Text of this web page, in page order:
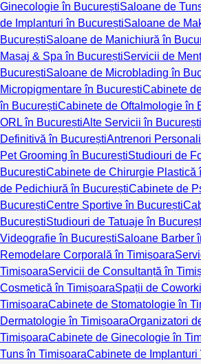
Ginecologie în BucureștiSaloane de
de Implanturi în BucureștiSaloane de
BucureștiSaloane de Manichiură în
Masaj & Spa în BucureștiServicii de
BucureștiSaloane de Microblading în
Micropigmentare în BucureștiCabinete
în BucureștiCabinete de Oftalmologie în
ORL în BucureștiAlte Servicii în București
Definitivă în BucureștiAntrenori
Pet Grooming în BucureștiStudiouri de
BucureștiCabinete de Chirurgie Plastică
de Pedichiură în BucureștiCabinete de
BucureștiCentre Sportive în București
BucureștiStudiouri de Tatuaje în
Videografie în BucureștiSaloane Barber
Remodelare Corporală în Timișoara
TimișoaraServicii de Consultanță în
Cosmetică în TimișoaraSpații de
TimișoaraCabinete de Stomatologie în
Dermatologie în TimișoaraOrganizatori
TimișoaraCabinete de Ginecologie în
Tuns în TimișoaraCabinete de Implanturi